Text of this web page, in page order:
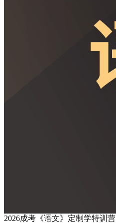
2026成考《语文》定制学特训营